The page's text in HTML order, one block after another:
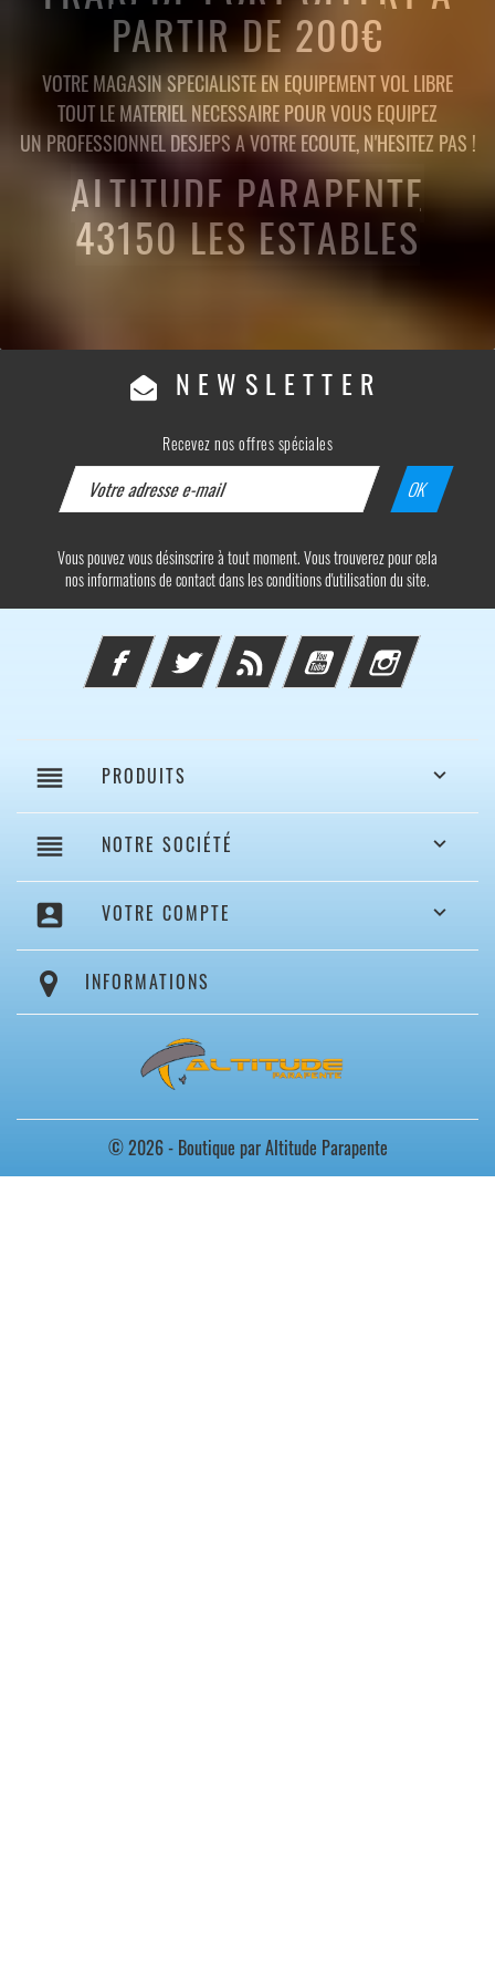
PARTIR DE 200€
VOTRE MAGASIN SPECIALISTE EN EQUIPEMENT VOL LIBRE
TOUT LE MATERIEL NECESSAIRE POUR VOUS EQUIPEZ
UN PROFESSIONNEL DESJEPS A VOTRE ECOUTE, N'HESITEZ PAS !
ALTITUDE PARAPENTE
43150 LES ESTABLES
NEWSLETTER
Recevez nos offres spéciales
Vous pouvez vous désinscrire à tout moment. Vous trouverez pour cela
nos informations de contact dans les conditions d'utilisation du site.
FacebookTwitter Rss YouTube Instagram
reorder PRODUITS 
reorder NOTRE SOCIÉTÉ 
account_box VOTRE COMPTE 
INFORMATIONS
© 2026 - Boutique par Altitude Parapente